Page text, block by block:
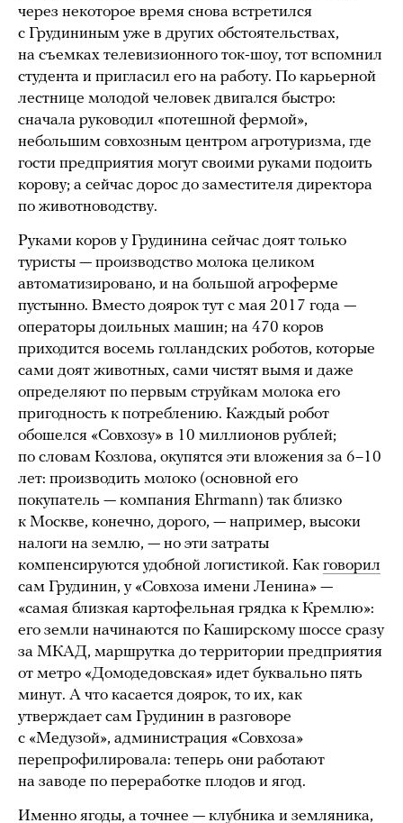
через некоторое время снова встретился
с Грудининым уже в других обстоятельствах,
на съемках телевизионного ток-шоу, тот вспомнил
студента и пригласил его на работу. По карьерной
лестнице молодой человек двигался быстро:
сначала руководил «потешной фермой»,
небольшим совхозным центром агротуризма, где
гости предприятия могут своими руками подоить
корову; а сейчас дорос до заместителя директора
по животноводству.
Руками коров у Грудинина сейчас доят только
туристы — производство молока целиком
автоматизировано, и на большой агроферме
пустынно. Вместо доярок тут с мая 2017 года —
операторы доильных машин; на 470 коров
приходится восемь голландских роботов, которые
сами доят животных, сами чистят вымя и даже
определяют по первым струйкам молока его
пригодность к потреблению. Каждый робот
обошелся «Совхозу» в 10 миллионов рублей;
по словам Козлова, окупятся эти вложения за 6–10
лет: производить молоко (основной его
покупатель — компания Ehrmann) так близко
к Москве, конечно, дорого, — например, высоки
налоги на землю, — но эти затраты
компенсируются удобной логистикой. Как говорил
сам Грудинин, у «Совхоза имени Ленина» —
«самая близкая картофельная грядка к Кремлю»:
его земли начинаются по Каширскому шоссе сразу
за МКАД, маршрутка до территории предприятия
от метро «Домодедовская» идет буквально пять
минут. А что касается доярок, то их, как
утверждает сам Грудинин в разговоре
с «Медузой», администрация «Совхоза»
перепрофилировала: теперь они работают
на заводе по переработке плодов и ягод.
Именно ягоды, а точнее — клубника и земляника,